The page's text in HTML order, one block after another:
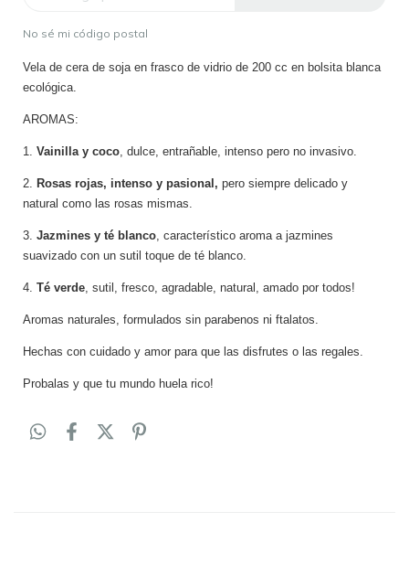
No sé mi código postal
Vela de cera de soja en frasco de vidrio de 200 cc en bolsita blanca
ecológica.
AROMAS:
1. Vainilla y coco, dulce, entrañable, intenso pero no invasivo.
2. Rosas rojas, intenso y pasional, pero siempre delicado y
natural como las rosas mismas.
3. Jazmines y té blanco, característico aroma a jazmines
suavizado con un sutil toque de té blanco.
4. Té verde, sutil, fresco, agradable, natural, amado por todos!
Aromas naturales, formulados sin parabenos ni ftalatos.
Hechas con cuidado y amor para que las disfrutes o las regales.
Probalas y que tu mundo huela rico!